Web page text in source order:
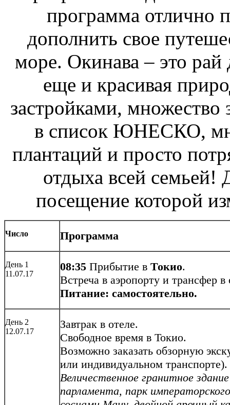
программа отлично
дополнить свое
море. Окинава – это рай
еще и красивая
застройками, множество
в список ЮНЕСКО,
плантаций и просто
отдыха всей семьей!
посещение которой
Число Программа
День 1
11.07.17
08:35 Прибытие в Токио.
Встреча в аэропорту и трансфер
Питание: самостоятельно.
День 2
12.07.17
Завтрак в отеле.
Свободное время в Токио.
Возможно заказать обзорную
или индивидуальном транспорте).
Величественное гранитное
парламента, парк